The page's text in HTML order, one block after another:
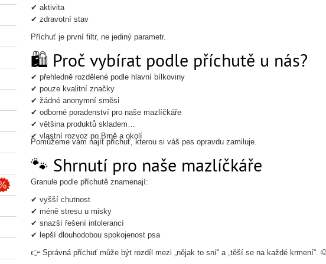
✔ aktivita
✔ zdravotní stav
Příchuť je první filtr, ne jediný parametr.
🛍️ Proč vybírat podle příchutě u nás?
✔ přehledně rozdělené podle hlavní bílkoviny
✔ pouze kvalitní značky
✔ žádné anonymní směsi
✔ odborné poradenství pro naše mazlíčkáře
✔ většina produktů skladem
✔ vlastní rozvoz po Brně a okolí
Pomůžeme vám najít příchuť, kterou si váš pes opravdu zamiluje.
🐾 Shrnutí pro naše mazlíčkáře
Granule podle příchutě znamenají:
✔ vyšší chutnost
✔ méně stresu u misky
✔ snazší řešení intolerancí
✔ lepší dlouhodobou spokojenost psa
👉 Správná příchuť může být rozdíl mezi „nějak to sní“ a „těší se na každé krmení“.